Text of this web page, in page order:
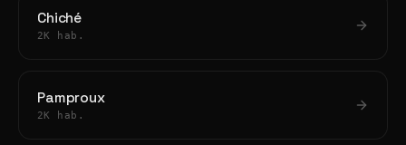
Chiché
2K hab.
Pamproux
2K hab.